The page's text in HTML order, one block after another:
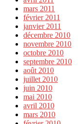
mars 2011
février 2011
janvier 2011
décembre 2010
novembre 2010
octobre 2010
septembre 2010
août 2010
juillet 2010
juin 2010
mai 2010
avril 2010
mars 2010